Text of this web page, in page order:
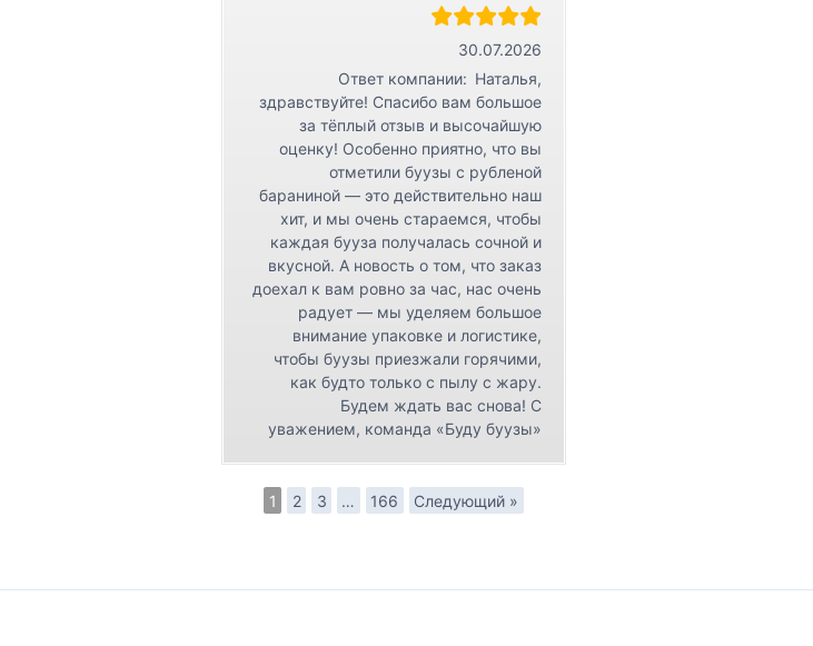
30.07.2026
Ответ компании: Наталья,
здравствуйте! Спасибо вам большое
за тёплый отзыв и высочайшую
оценку! Особенно приятно, что вы
отметили буузы с рубленой
бараниной — это действительно наш
хит, и мы очень стараемся, чтобы
каждая бууза получалась сочной и
вкусной. А новость о том, что заказ
доехал к вам ровно за час, нас очень
радует — мы уделяем большое
внимание упаковке и логистике,
чтобы буузы приезжали горячими,
как будто только с пылу с жару.
Будем ждать вас снова! С
уважением, команда «Буду буузы»
1 2 3 … 166 Следующий »